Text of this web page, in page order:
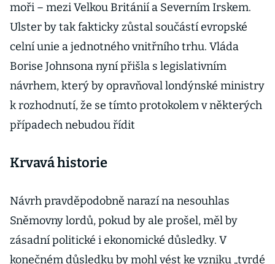
moři – mezi Velkou Británií a Severním Irskem.
Ulster by tak fakticky zůstal součástí evropské
celní unie a jednotného vnitřního trhu. Vláda
Borise Johnsona nyní přišla s legislativním
návrhem, který by opravňoval londýnské ministry
k rozhodnutí, že se tímto protokolem v některých
případech nebudou řídit
Krvavá historie
Návrh pravděpodobně narazí na nesouhlas
Sněmovny lordů, pokud by ale prošel, měl by
zásadní politické i ekonomické důsledky. V
konečném důsledku by mohl vést ke vzniku „tvrdé